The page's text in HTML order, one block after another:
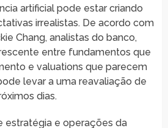
artificial pode estar criando
irrealistas. De acordo com
Chang, analistas do banco,
entre fundamentos que
e valuations que parecem
levar a uma reavaliação de
dias.
estratégia e operações da